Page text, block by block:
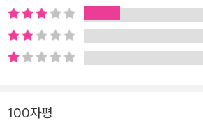
분류하기 어려운, 갈수록 모호한 풍경에 대한
진다. 그러나 그 형식적 모호함은 존 버거가
에서 기인할 뿐, 말하고자 하는 내용은 언제
가는 자연을 모방했다. 매너리즘, 고전주의
100자평